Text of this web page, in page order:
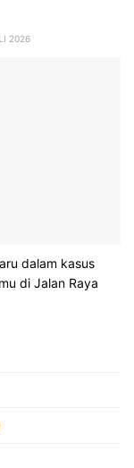
2026
dalam kasus
di Jalan Raya